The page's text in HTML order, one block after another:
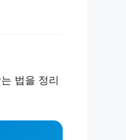
법을 정리